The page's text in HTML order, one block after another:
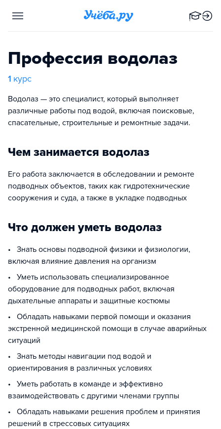
Профессия водолаз
1 курс
Водолаз — это специалист, который выполняет
различные работы под водой, включая поисковые,
спасательные, строительные и ремонтные задачи.
Чем занимается водолаз
Его работа заключается в обследовании и ремонте
подводных объектов, таких как гидротехнические
сооружения и суда, а также в укладке подводных
Что должен уметь водолаз
• Знать основы подводной физики и физиологии,
включая влияние давления на организм
• Уметь использовать специализированное
оборудование для подводных работ, включая
дыхательные аппараты и защитные костюмы
• Обладать навыками первой помощи и оказания
экстренной медицинской помощи в случае аварийных
ситуаций
• Знать методы навигации под водой и
ориентирования в различных условиях
• Уметь работать в команде и эффективно
взаимодействовать с другими членами группы
• Обладать навыками решения проблем и принятия
решений в стрессовых ситуациях